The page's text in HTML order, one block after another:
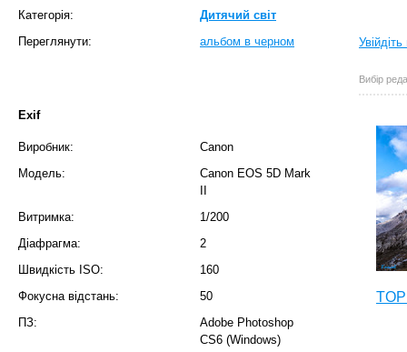
Категорія:
Дитячий світ
Переглянути:
альбом в черном
Exif
Виробник:
Canon
Модель:
Canon EOS 5D Mark
Витримка:
1/200
Діафрагма:
2
Швидкість ISO:
160
Фокусна відстань:
50
ПЗ:
Adobe Photoshop
CS6 (Windows)
Вибір